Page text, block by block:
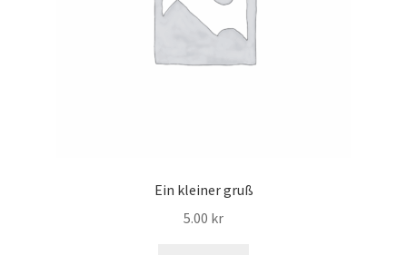
Ein kleiner gruß
5.00 kr